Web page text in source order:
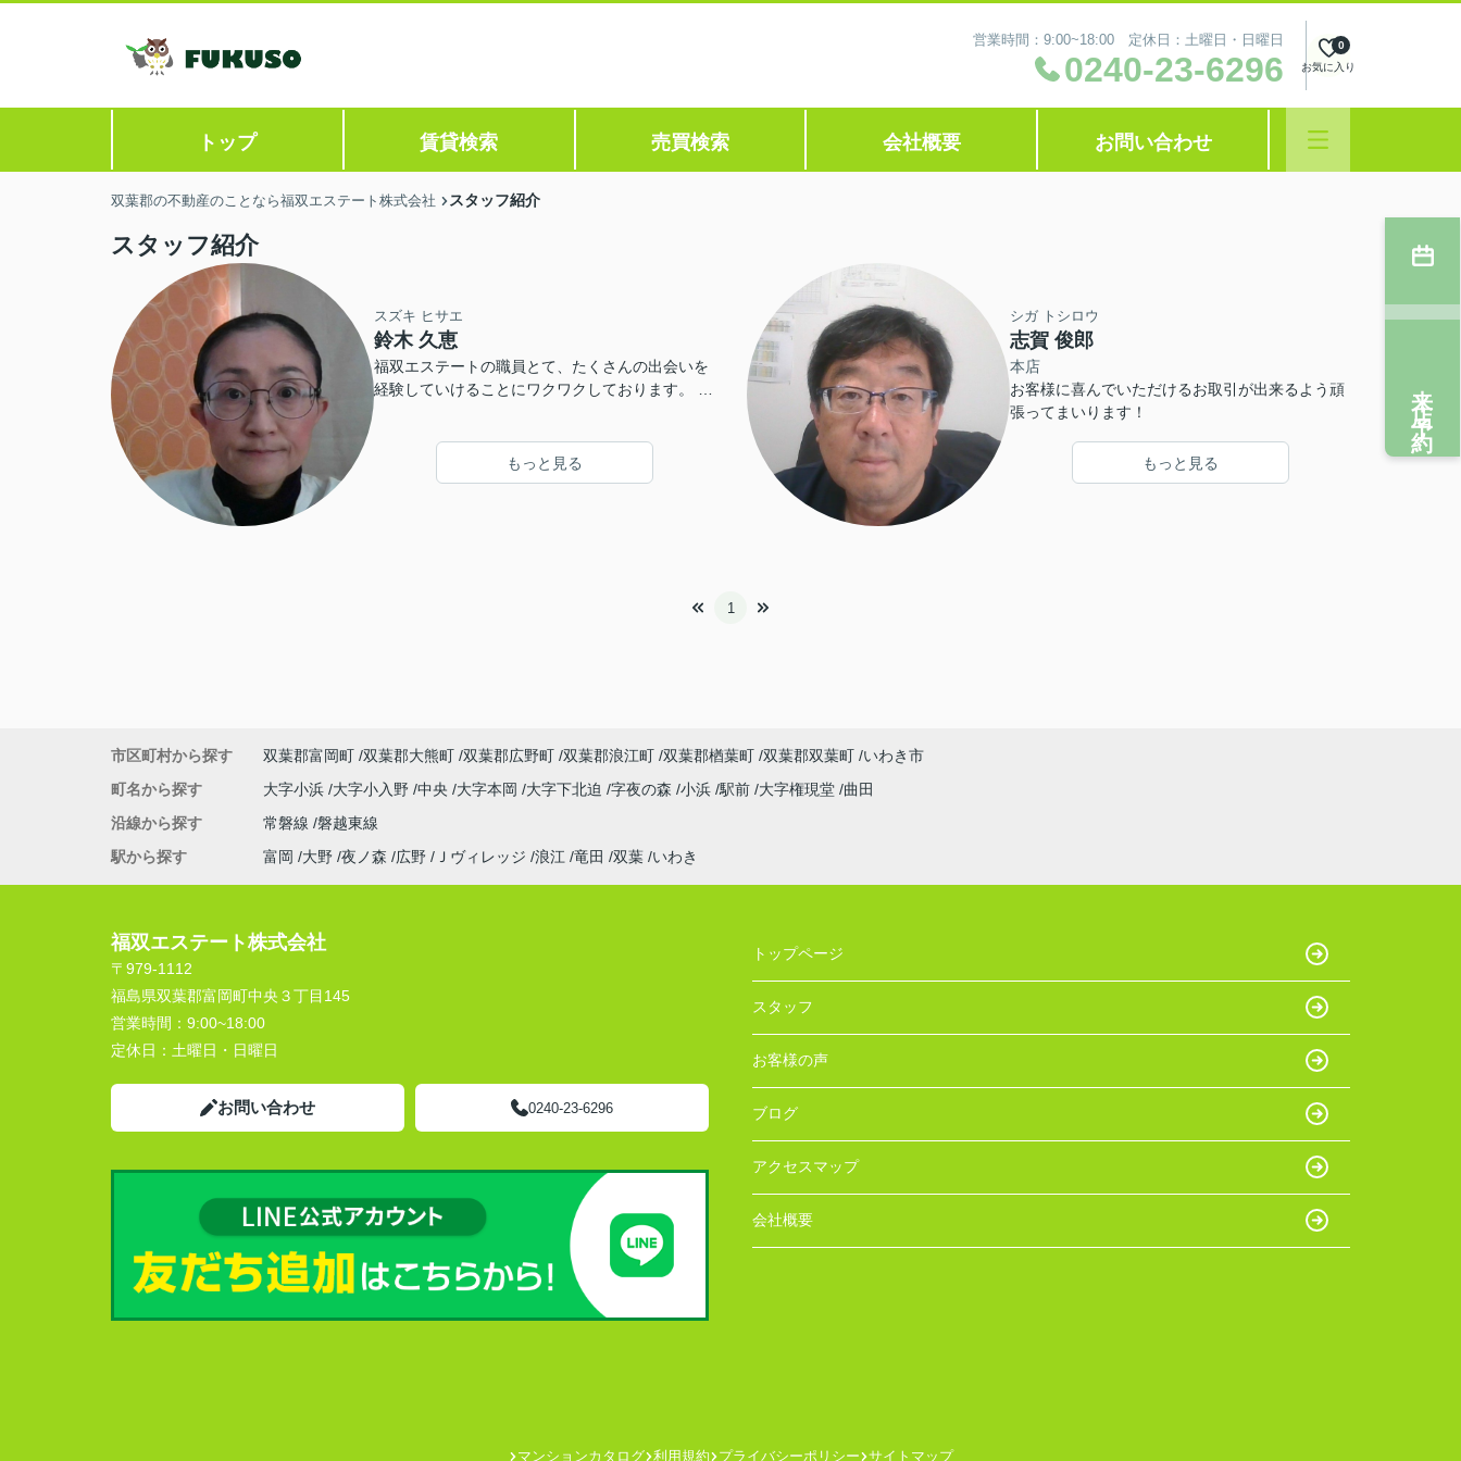
営業時間：9:00~18:00 定休日：土曜日・日曜日
0240-23-6296 お気に入り
0
トップ 賃貸検索 売買検索 会社概要 お問い合わせ
双葉郡の不動産のことなら福双エステート株式会社 スタッフ紹介
スタッフ紹介
スズキ ヒサエ
鈴木 久恵
福双エステートの職員とて、たくさんの出会いを
経験していけることにワクワクしております。 精
もっと見る
シガ トシロウ
志賀 俊郎
本店
お客様に喜んでいただけるお取引が出来るよう頑
張ってまいります！
もっと見る
1
来店予約
市区町村から探す 双葉郡富岡町 双葉郡大熊町 双葉郡広野町 双葉郡浪江町 双葉郡楢葉町 双葉郡双葉町 いわき市
町名から探す
大字小浜 大字小入野 中央 大字本岡 大字下北迫 字夜の森 小浜 駅前 大字権現堂 曲田
沿線から探す
常磐線 磐越東線
駅から探す
富岡 大野 夜ノ森 広野 Ｊヴィレッジ 浪江 竜田 双葉 いわき
福双エステート株式会社
〒979-1112
福島県双葉郡富岡町中央３丁目145
営業時間： 9:00~18:00
定休日： 土曜日・日曜日
お問い合わせ 0240-23-6296
トップページ
スタッフ
お客様の声
ブログ
アクセスマップ
会社概要
マンションカタログ 利用規約 プライバシーポリシー サイトマップ